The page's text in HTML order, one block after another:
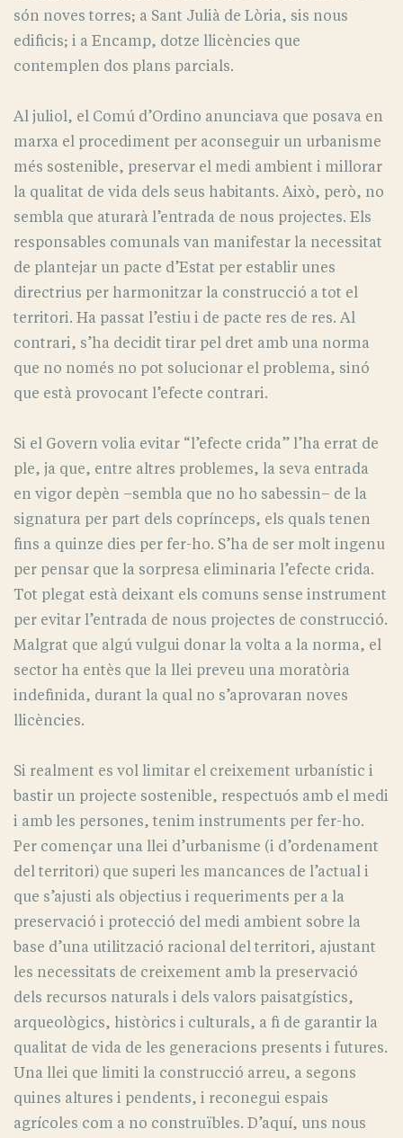
són noves torres; a Sant Julià de Lòria, sis nous
edificis; i a Encamp, dotze llicències que
contemplen dos plans parcials.
Al juliol, el Comú d’Ordino anunciava que posava en
marxa el procediment per aconseguir un urbanisme
més sostenible, preservar el medi ambient i millorar
la qualitat de vida dels seus habitants. Això, però, no
sembla que aturarà l’entrada de nous projectes. Els
responsables comunals van manifestar la necessitat
de plantejar un pacte d’Estat per establir unes
directrius per harmonitzar la construcció a tot el
territori. Ha passat l’estiu i de pacte res de res. Al
contrari, s’ha decidit tirar pel dret amb una norma
que no només no pot solucionar el problema, sinó
que està provocant l’efecte contrari.
Si el Govern volia evitar “l’efecte crida” l’ha errat de
ple, ja que, entre altres problemes, la seva entrada
en vigor depèn –sembla que no ho sabessin– de la
signatura per part dels coprínceps, els quals tenen
fins a quinze dies per fer-ho. S’ha de ser molt ingenu
per pensar que la sorpresa eliminaria l’efecte crida.
Tot plegat està deixant els comuns sense instrument
per evitar l’entrada de nous projectes de construcció.
Malgrat que algú vulgui donar la volta a la norma, el
sector ha entès que la llei preveu una moratòria
indefinida, durant la qual no s’aprovaran noves
llicències.
Si realment es vol limitar el creixement urbanístic i
bastir un projecte sostenible, respectuós amb el medi
i amb les persones, tenim instruments per fer-ho.
Per començar una llei d’urbanisme (i d’ordenament
del territori) que superi les mancances de l’actual i
que s’ajusti als objectius i requeriments per a la
preservació i protecció del medi ambient sobre la
base d’una utilització racional del territori, ajustant
les necessitats de creixement amb la preservació
dels recursos naturals i dels valors paisatgístics,
arqueològics, històrics i culturals, a fi de garantir la
qualitat de vida de les generacions presents i futures.
Una llei que limiti la construcció arreu, a segons
quines altures i pendents, i reconegui espais
agrícoles com a no construïbles. D’aquí, uns nous